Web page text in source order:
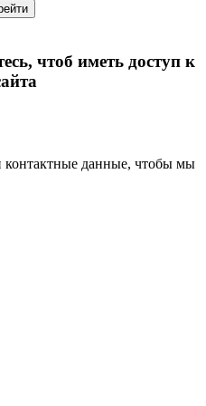
чтоб иметь доступ к
контактные данные, чтобы мы